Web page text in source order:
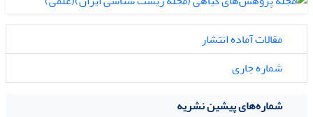
مقالات آماده انتشار
شماره جاری
شماره‌های پیشین نشریه